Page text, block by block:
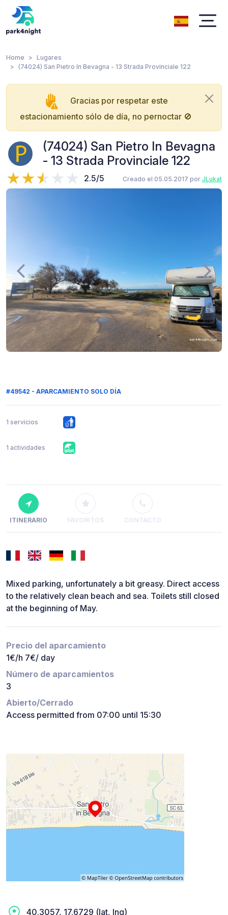
Home
Lugares
(74024) San Pietro In Bevagna - 13 Strada Provinciale 122
Gracias por respetar este
estacionamiento sólo de día, no pernoctar 🚫
(74024) San Pietro In Bevagna
- 13 Strada Provinciale 122
2.5/5 Creado el 05.05.2017 por JLukat
#49542 - APARCAMIENTO SOLO DÍA
1 servicios
1 actividades
ITINERARIO FAVORITOS CONTACTO
Mixed parking, unfortunately a bit greasy. Direct access
to the relatively clean beach and sea. Toilets still closed
at the beginning of May.
Precio del aparcamiento
1€/h 7€/ day
Número de aparcamientos
3
Abierto/Cerrado
Access permitted from 07:00 until 15:30
40.3057, 17.6729 (lat, lng)